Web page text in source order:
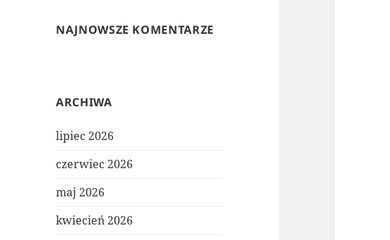
NAJNOWSZE KOMENTARZE
ARCHIWA
lipiec 2026
czerwiec 2026
maj 2026
kwiecień 2026